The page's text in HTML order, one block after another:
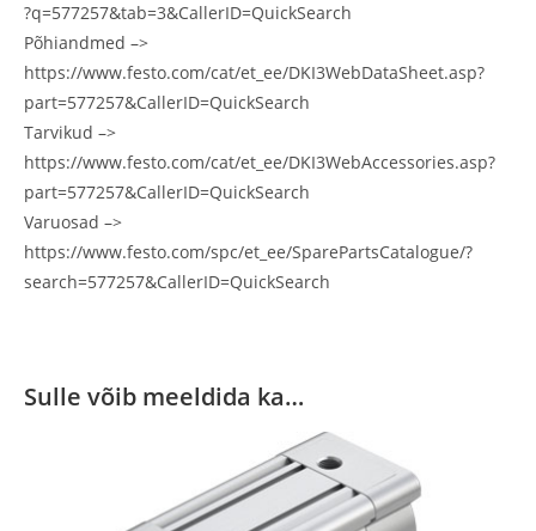
?q=577257&tab=3&CallerID=QuickSearch
Põhiandmed –>
https://www.festo.com/cat/et_ee/DKI3WebDataSheet.asp?
part=577257&CallerID=QuickSearch
Tarvikud –>
https://www.festo.com/cat/et_ee/DKI3WebAccessories.asp?
part=577257&CallerID=QuickSearch
Varuosad –>
https://www.festo.com/spc/et_ee/SparePartsCatalogue/?
search=577257&CallerID=QuickSearch
Sulle võib meeldida ka…